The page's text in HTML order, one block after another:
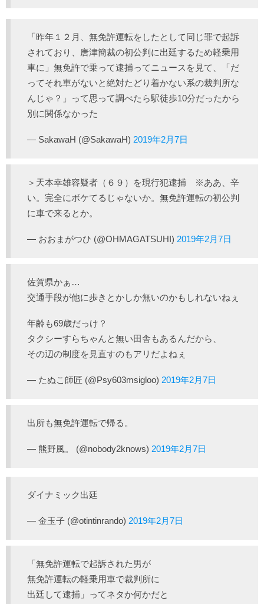
「昨年１２月、無免許運転をしたとして同じ罪で起訴
されており、唐津簡裁の初公判に出廷するため軽乗用
車に」無免許で乗って逮捕ってニュースを見て、「だ
ってそれ車がないと絶対たどり着かない系の裁判所な
んじゃ？」って思って調べたら駅徒歩10分だったから
別に関係なかった
— SakawaH (@SakawaH) 2019年2月7日
＞天本幸雄容疑者（６９）を現行犯逮捕 ※ああ、辛
い。完全にボケてるじゃないか。無免許運転の初公判
に車で来るとか。
— おおまがつひ (@OHMAGATSUHI) 2019年2月7日
佐賀県かぁ…
交通手段が他に歩きとかしか無いのかもしれないねぇ
年齢も69歳だっけ？
タクシーすらちゃんと無い田舎もあるんだから、
その辺の制度を見直すのもアリだよねぇ
— たぬこ師匠 (@Psy603msigloo) 2019年2月7日
出所も無免許運転で帰る。
— 熊野風。 (@nobody2knows) 2019年2月7日
ダイナミック出廷
— 金玉子 (@otintinrando) 2019年2月7日
「無免許運転で起訴された男が
無免許運転の軽乗用車で裁判所に
出廷して逮捕」ってネタか何かだと